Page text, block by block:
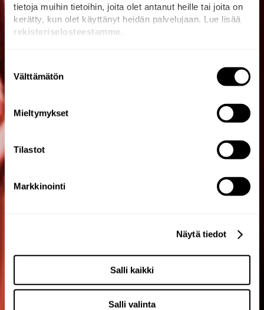
tietoja muihin tietoihin, joita olet antanut heille tai joita on
kerätty, kun olet käyttänyt heidän palvelujaan. Lue lisää
rekisteriselosteestamme
valinta
Välttämätön
Mieltymykset
Tilastot
Markkinointi
Näytä tiedot
Salli kaikki
Salli valinta
We have always existed
at the bleeding edge of
brand development.